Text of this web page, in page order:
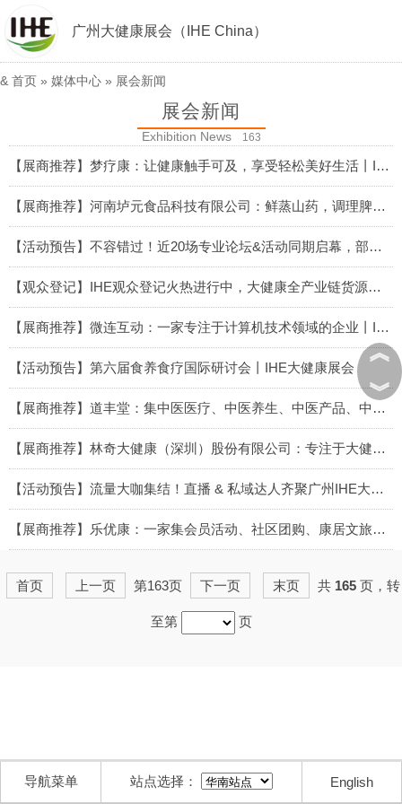
广州大健康展会（IHE China）
& 首页 » 媒体中心 » 展会新闻
展会新闻
Exhibition News 163
【展商推荐】梦疗康：让健康触手可及，享受轻松美好生活丨IHE大健康展会
2026-05-31
【展商推荐】河南垆元食品科技有限公司：鲜蒸山药，调理脾胃，清甜低卡高纤维丨IHE大健康展会
2026-05-30
【活动预告】不容错过！近20场专业论坛&活动同期启幕，部分重磅议题抢先揭秘丨IHE大健康展会
2026-05-30
【观众登记】IHE观众登记火热进行中，大健康全产业链货源一站找齐！丨IHE大健康展会
2026-05-30
【展商推荐】微连互动：一家专注于计算机技术领域的企业丨IHE大健康展会
2026-05-29
【活动预告】第六届食养食疗国际研讨会丨IHE大健康展会
2026-05-29
【展商推荐】道丰堂：集中医医疗、中医养生、中医产品、中医教育为一体丨IHE大健康展会
2026-05-28
【展商推荐】林奇大健康（深圳）股份有限公司：专注于大健康产业，将传统养生智慧与现代科技融合...
2026-05-28
【活动预告】流量大咖集结！直播 & 私域达人齐聚广州IHE大健康展选品盛会丨IHE大健康展会
2026-05-28
【展商推荐】乐优康：一家集会员活动、社区团购、康居文旅、健康膳食、健康管理、有机食品六大服务于...
首页
上一页 第163页 下一页 末页 共 165 页，转
至第 页
︽
︾
导航菜单 站点选择： English